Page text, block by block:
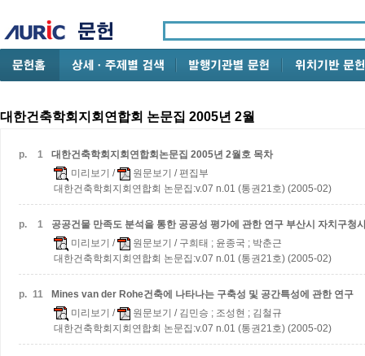
대한건축학회지회연합회 논문집 2005년 2월
p. 1
대한건축학회지회연합회논문집 2005년 2월호 목차
미리보기 / 원문보기 / 편집부
대한건축학회지회연합회 논문집:v.07 n.01 (통권21호) (2005-02)
p. 1 공공건물 만족도 분석을 통한 공공성 평가에 관한 연구 부산시 자치구청
미리보기 / 원문보기 / 구희태 ; 윤종국 ; 박춘근
대한건축학회지회연합회 논문집:v.07 n.01 (통권21호) (2005-02)
p. 11
Mines van der Rohe건축에 나타나는 구축성 및 공간특성에 관한 연구
미리보기 / 원문보기 / 김민승 ; 조성현 ; 김철규
대한건축학회지회연합회 논문집:v.07 n.01 (통권21호) (2005-02)